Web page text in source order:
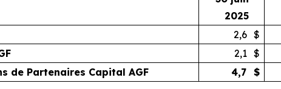
2025
2,6 $
2,1 $
de Partenaires Capital AGF
4,7 $